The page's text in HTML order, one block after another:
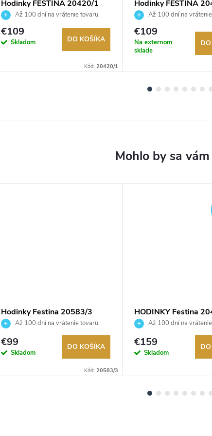
Hodinky FESTINA 20420/1
Až 100 dní na vrátenie tovaru.
Autorizovaný predajca.
€109
Skladom DO KOŠÍKA
Kód: 20420/1
Hodinky FESTINA
Až 100 dní na
Autorizovaný predajca.
€109
Na externom
sklade
Hodinky Festina 20583/3
Až 100 dní na vrátenie tovaru.
Autorizovaný predajca.
€99
Skladom
DO KOŠÍKA
Kód: 20583/3
HODINKY Festina
Až 100 dní na
Autorizovaný predajca.
€159
Skladom